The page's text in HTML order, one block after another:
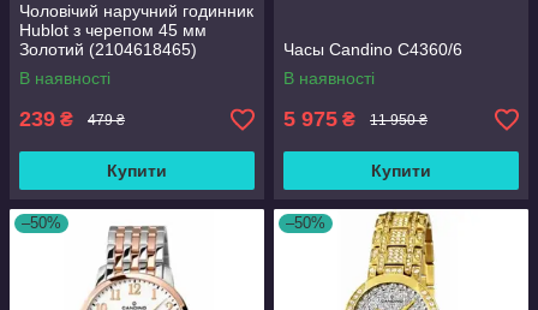
Чоловічий наручний годинник
Hublot з черепом 45 мм
Золотий (2104618465)
В наявності
239 ₴ 479 ₴
Купити
Часы Candino C4360/6
В наявності
5 975 ₴ 11 950 ₴
Купити
–50% –50%